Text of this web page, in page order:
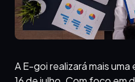
A E-goi realizará mais